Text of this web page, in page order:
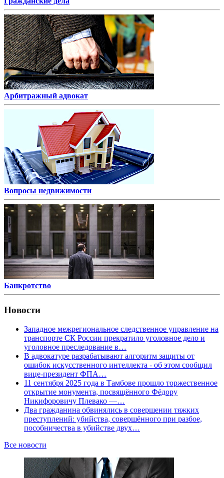
Арбитражный адвокат
Вопросы недвижимости
Банкротство
Новости
Западное межрегиональное следственное управление на
транспорте СК России прекратило уголовное дело и
уголовное преследование в…
В адвокатуре разрабатывают алгоритм защиты от
ошибок искусственного интеллекта - об этом сообщил
вице-президент ФПА…
11 сентября 2025 года в Тамбове прошло торжественное
открытие монумента, посвящённого Фёдору
Никифоровичу Плевако —…
Два гражданина обвинялись в совершении тяжких
преступлений: убийства, совершённого при разбое,
пособничества в убийстве двух…
Все новости